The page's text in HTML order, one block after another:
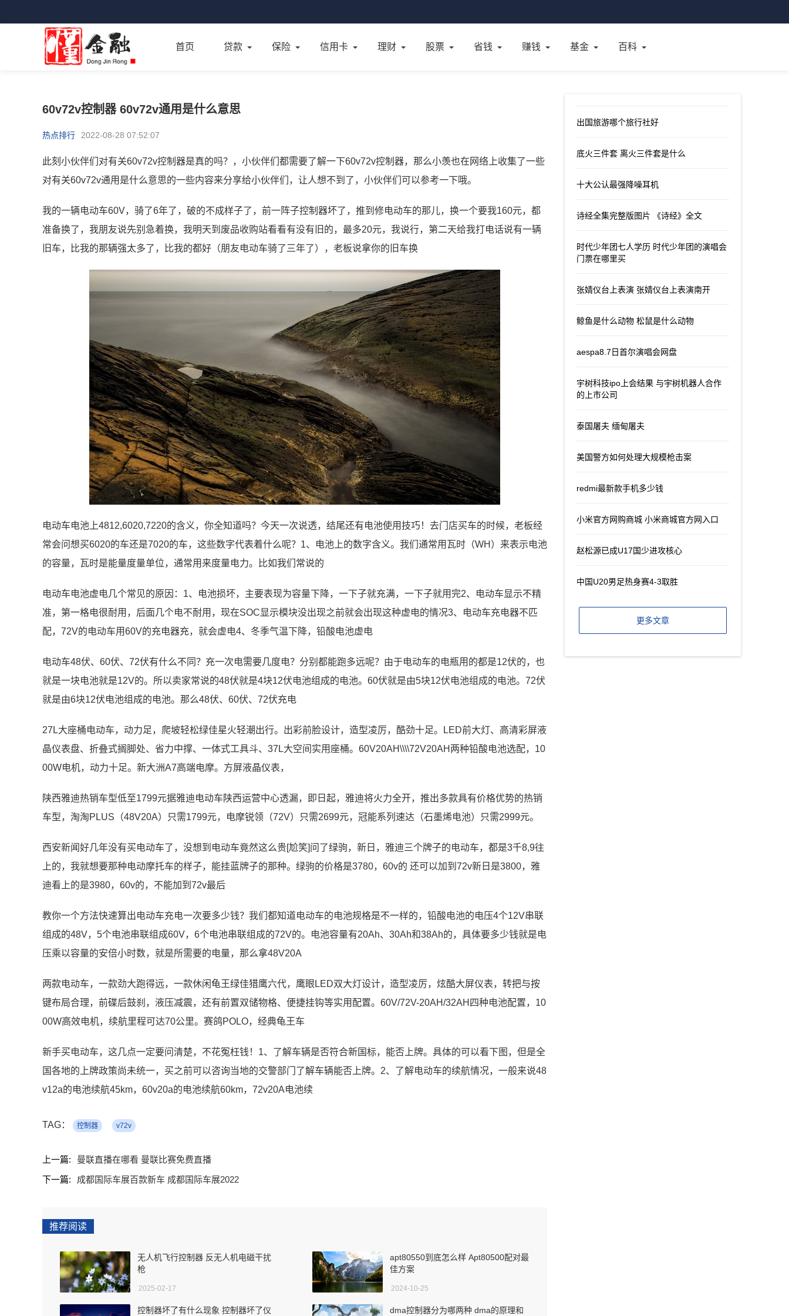
首页 贷款 保险 信用卡 理财 股票 省钱 赚钱 基金 百科
60v72v控制器 60v72v通用是什么意思
热点排行 2022-08-28 07:52:07
此刻小伙伴们对有关60v72v控制器是真的吗？，小伙伴们都需要了解一下60v72v控制器，那么小羡也在网络上收集了一些
对有关60v72v通用是什么意思的一些内容来分享给小伙伴们，让人想不到了，小伙伴们可以参考一下哦。
我的一辆电动车60V，骑了6年了，破的不成样子了，前一阵子控制器坏了，推到修电动车的那儿，换一个要我160元，都
准备换了，我朋友说先别急着换，我明天到废品收购站看看有没有旧的，最多20元，我说行，第二天给我打电话说有一辆
旧车，比我的那辆强太多了，比我的都好（朋友电动车骑了三年了），老板说拿你的旧车换
电动车电池上4812,6020,7220的含义，你全知道吗？今天一次说透，结尾还有电池使用技巧！去门店买车的时候，老板经
常会问想买6020的车还是7020的车，这些数字代表着什么呢？1、电池上的数字含义。我们通常用瓦时（WH）来表示电池
的容量，瓦时是能量度量单位，通常用来度量电力。比如我们常说的
电动车电池虚电几个常见的原因：1、电池损坏，主要表现为容量下降，一下子就充满，一下子就用完2、电动车显示不精
准，第一格电很耐用，后面几个电不耐用，现在SOC显示模块没出现之前就会出现这种虚电的情况3、电动车充电器不匹
配，72V的电动车用60V的充电器充，就会虚电4、冬季气温下降，铅酸电池虚电
电动车48伏、60伏、72伏有什么不同？充一次电需要几度电？分别都能跑多远呢？由于电动车的电瓶用的都是12伏的，也
就是一块电池就是12V的。所以卖家常说的48伏就是4块12伏电池组成的电池。60伏就是由5块12伏电池组成的电池。72伏
就是由6块12伏电池组成的电池。那么48伏、60伏、72伏充电
27L大座桶电动车，动力足，爬坡轻松绿佳星火轻潮出行。出彩前脸设计，造型凌厉，酷劲十足。LED前大灯、高清彩屏液
晶仪表盘、折叠式搁脚处、省力中撑、一体式工具斗、37L大空间实用座桶。60V20AH\\\\72V20AH两种铅酸电池选配，10
00W电机，动力十足。新大洲A7高端电摩。方屏液晶仪表，
陕西雅迪热销车型低至1799元据雅迪电动车陕西运营中心透漏，即日起，雅迪将火力全开，推出多款具有价格优势的热销
车型，淘淘PLUS（48V20A）只需1799元，电摩锐领（72V）只需2699元，冠能系列速达（石墨烯电池）只需2999元。
西安新闻好几年没有买电动车了，没想到电动车竟然这么贵[尬笑]问了绿驹，新日，雅迪三个牌子的电动车，都是3千8,9往
上的，我就想要那种电动摩托车的样子，能挂蓝牌子的那种。绿驹的价格是3780，60v的 还可以加到72v新日是3800，雅
迪看上的是3980，60v的，不能加到72v最后
教你一个方法快速算出电动车充电一次要多少钱？我们都知道电动车的电池规格是不一样的，铅酸电池的电压4个12V串联
组成的48V，5个电池串联组成60V，6个电池串联组成的72V的。电池容量有20Ah、30Ah和38Ah的，具体要多少钱就是电
压乘以容量的安倍小时数，就是所需要的电量，那么拿48V20A
两款电动车，一款劲大跑得远，一款休闲龟王绿佳猎鹰六代，鹰眼LED双大灯设计，造型凌厉，炫酷大屏仪表，转把与按
键布局合理，前碟后鼓刹，液压减震，还有前置双储物格、便捷挂钩等实用配置。60V/72V-20AH/32AH四种电池配置，10
00W高效电机，续航里程可达70公里。赛鸽POLO，经典龟王车
新手买电动车，这几点一定要问清楚，不花冤枉钱！1、了解车辆是否符合新国标，能否上牌。具体的可以看下图，但是全
国各地的上牌政策尚未统一，买之前可以咨询当地的交警部门了解车辆能否上牌。2、了解电动车的续航情况，一般来说48
v12a的电池续航45km，60v20a的电池续航60km，72v20A电池续
TAG： 控制器 v72v
上一篇:
曼联直播在哪看 曼联比赛免费直播
下一篇:
成都国际车展百款新车 成都国际车展2022
推荐阅读
无人机飞行控制器 反无人机电磁干扰
枪
2025-02-17
apt80550到底怎么样 Apt80500配对最
佳方案
2024-10-25
控制器坏了有什么现象 控制器坏了仪
dma控制器分为哪两种 dma的原理和
出国旅游哪个旅行社好
底火三件套 离火三件套是什么
十大公认最强降噪耳机
诗经全集完整版图片 《诗经》全文
时代少年团七人学历 时代少年团的演唱会
门票在哪里买
张婧仪台上表演 张婧仪台上表演南开
鲸鱼是什么动物 松鼠是什么动物
aespa8.7日首尔演唱会网盘
宇树科技ipo上会结果 与宇树机器人合作
的上市公司
泰国屠夫 缅甸屠夫
美国警方如何处理大规模枪击案
redmi最新款手机多少钱
小米官方网购商城 小米商城官方网入口
赵松源已成U17国少进攻核心
中国U20男足热身赛4-3取胜
更多文章